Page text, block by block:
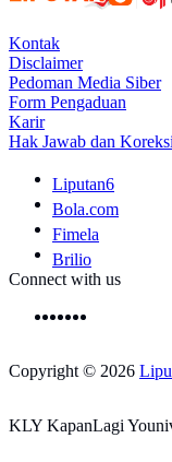
Kontak
Disclaimer
Pedoman Media Siber
Form Pengaduan
Karir
Hak Jawab dan
Liputan6
Bola.com
Fimela
Brilio
Connect with us
Copyright © 2026
KLY KapanLagi